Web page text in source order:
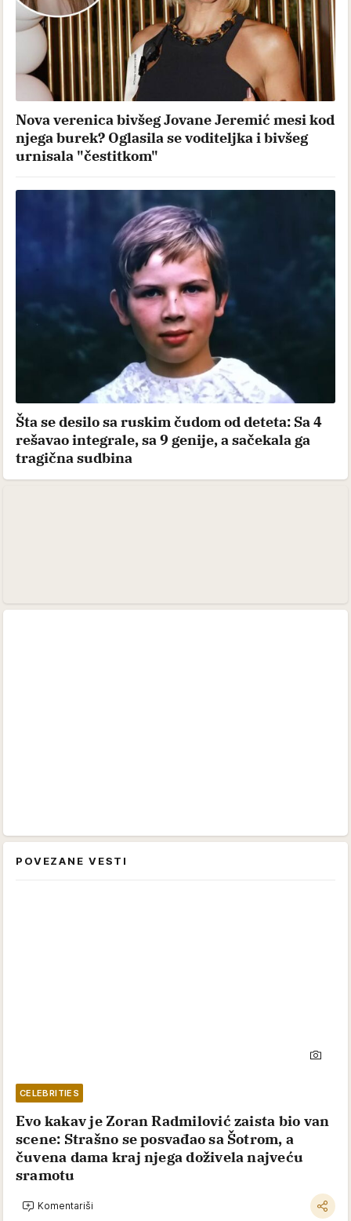
Nova verenica bivšeg Jovane Jeremić mesi kod
njega burek? Oglasila se voditeljka i bivšeg
urnisala "čestitkom"
Šta se desilo sa ruskim čudom od deteta: Sa 4
rešavao integrale, sa 9 genije, a sačekala ga
tragična sudbina
POVEZANE VESTI
CELEBRITIES
Evo kakav je Zoran Radmilović zaista bio van
scene: Strašno se posvađao sa Šotrom, a
čuvena dama kraj njega doživela najveću
sramotu
Komentariši